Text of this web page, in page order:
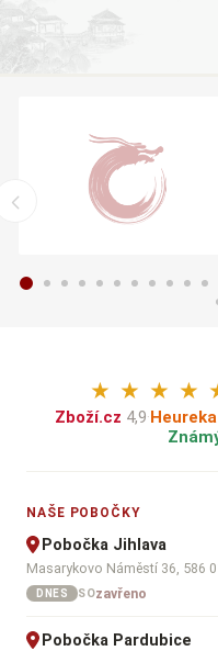
★ ★ ★ ★
Zboží.cz 4,9·Heureka
NAŠE POBOČKY
Pobočka Jihlava
Masarykovo Náměstí 36, 586
DNES SOzavřeno
Pobočka Pardubice